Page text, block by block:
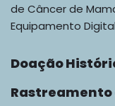
de Câncer de
Equipamento
Doação
Rastreamento